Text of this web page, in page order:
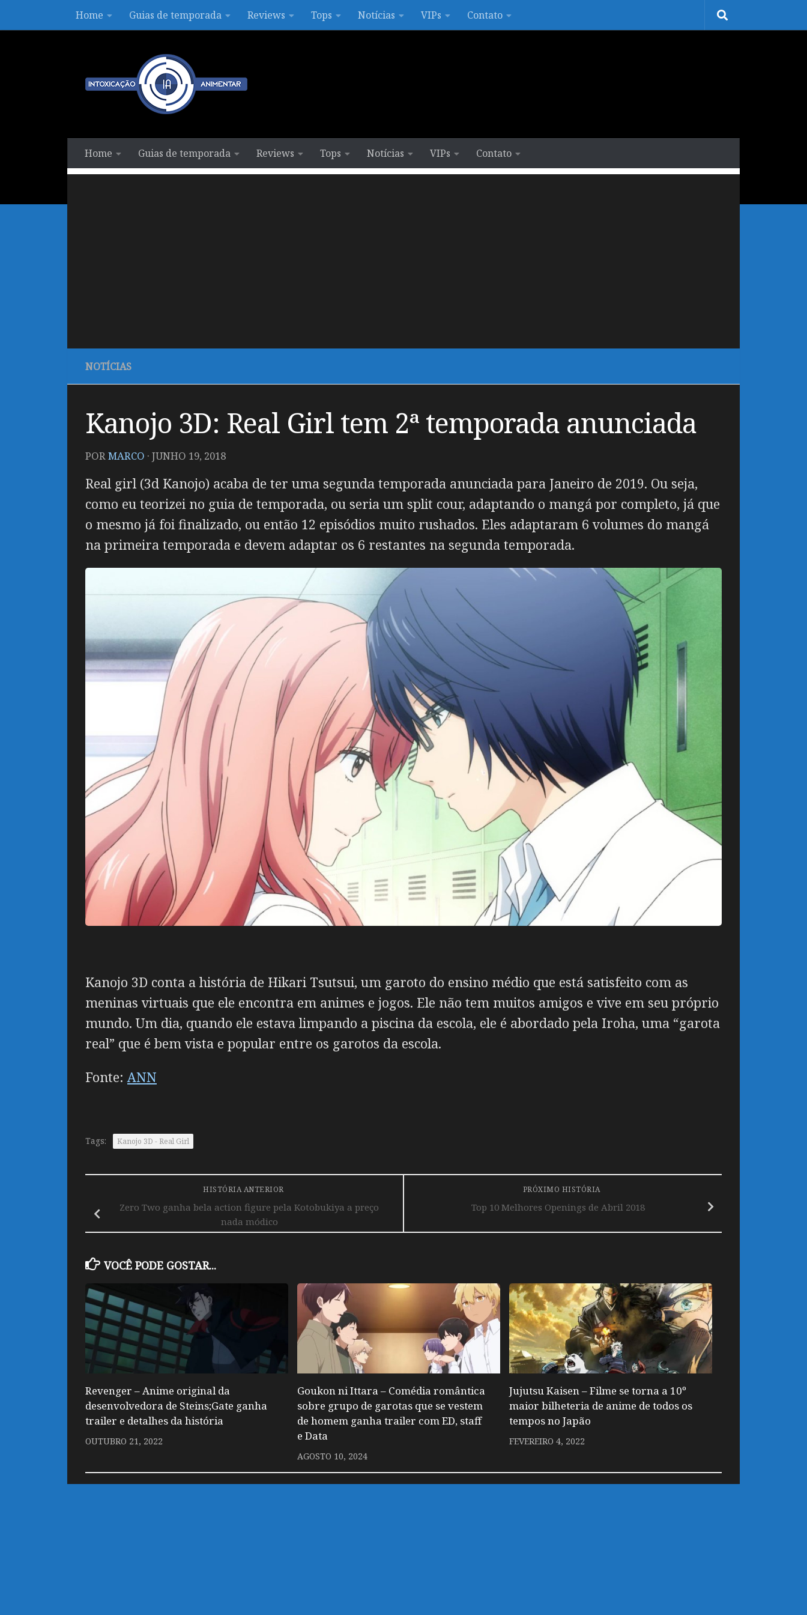
Skip to contentHome Guias de temporada Reviews Tops Notícias VIPs Contato
Home Guias de temporada Reviews Tops Notícias VIPs Contato
NOTÍCIAS
Kanojo 3D: Real Girl tem 2ª temporada anunciada
PORMARCO · JUNHO 19, 2018
Real girl (3d Kanojo) acaba de ter uma segunda temporada anunciada para Janeiro de 2019. Ou seja,
como eu teorizei no guia de temporada, ou seria um split cour, adaptando o mangá por completo, já que
o mesmo já foi finalizado, ou então 12 episódios muito rushados. Eles adaptaram 6 volumes do mangá
na primeira temporada e devem adaptar os 6 restantes na segunda temporada.
Kanojo 3D conta a história de Hikari Tsutsui, um garoto do ensino médio que está satisfeito com as
meninas virtuais que ele encontra em animes e jogos. Ele não tem muitos amigos e vive em seu próprio
mundo. Um dia, quando ele estava limpando a piscina da escola, ele é abordado pela Iroha, uma “garota
real” que é bem vista e popular entre os garotos da escola.
Fonte: ANN
Tags: Kanojo 3D - Real Girl
PRÓXIMO HISTÓRIA
Top 10 Melhores Openings de Abril 2018
HISTÓRIA ANTERIOR
Zero Two ganha bela action figure pela Kotobukiya a preço
nada módico
VOCÊ PODE GOSTAR...
Revenger – Anime original da
desenvolvedora de Steins;Gate ganha
trailer e detalhes da história
OUTUBRO 21, 2022
Goukon ni Ittara – Comédia romântica
sobre grupo de garotas que se vestem
de homem ganha trailer com ED, staff
e Data
AGOSTO 10, 2024
Jujutsu Kaisen – Filme se torna a 10º
maior bilheteria de anime de todos os
tempos no Japão
FEVEREIRO 4, 2022